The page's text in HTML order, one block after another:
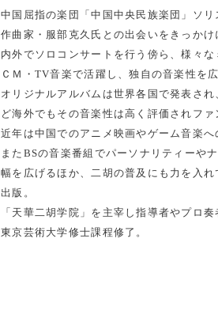
中国屈指の楽団「中国中央民族楽団」ソリ
作曲家・服部克久氏との出会いをきっか
内外でソロコンサートを行う傍ら、様々
ＣＭ・TV音楽で活躍し、独自の音楽性を
オリジナルアルバムは世界各国で発表さ
ど海外でもその音楽性は高く評価されファ
近年は中国でのアニメ映画やゲーム音楽へ
またBSの音楽番組でパーソナリティーや
幅を広げるほか、二胡の普及にも力を入
出版。
「天華二胡学院」を主宰し指導者やプロ
東京芸術大学修士課程修了。